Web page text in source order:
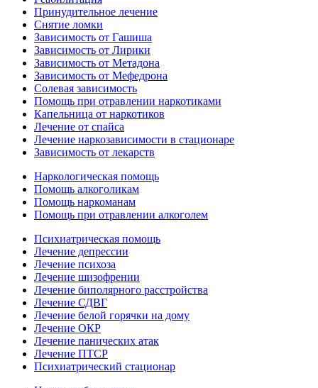
Принудительное лечение
Снятие ломки
Зависимость от Гашиша
Зависимость от Лирики
Зависимость от Метадона
Зависимость от Мефедрона
Солевая зависимость
Помощь при отравлении наркотиками
Капельница от наркотиков
Лечение от спайса
Лечение наркозависимости в стационаре
Зависимость от лекарств
Наркологическая помощь
Помощь алкоголикам
Помощь наркоманам
Помощь при отравлении алкоголем
Психиатрическая помощь
Лечение депрессии
Лечение психоза
Лечение шизофрении
Лечение биполярного расстройства
Лечение СДВГ
Лечение белой горячки на дому
Лечение ОКР
Лечение панических атак
Лечение ПТСР
Психиатрический стационар